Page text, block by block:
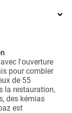
l'ouverture
pour combler
de 55
la restauration,
des kémias
est